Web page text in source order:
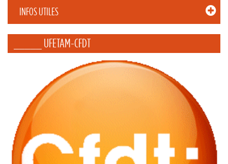
INFOS UTILES
_____ UFETAM-CFDT